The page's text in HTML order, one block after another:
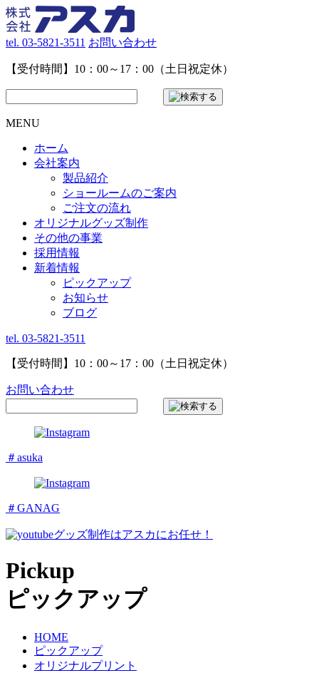
tel. 03-5821-3511 お問い合わせ
【受付時間】10：00～17：00（土日祝定休）
MENU
ホーム
会社案内
製品紹介
ショールームのご案内
ご注文の流れ
オリジナルグッズ制作
その他の事業
採用情報
新着情報
ピックアップ
お知らせ
ブログ
tel. 03-5821-3511
【受付時間】10：00～17：00（土日祝定休）
お問い合わせ
＃asuka
＃GANAG
グッズ制作はアスカにお任せ！
Pickup
ピックアップ
HOME
ピックアップ
オリジナルプリント